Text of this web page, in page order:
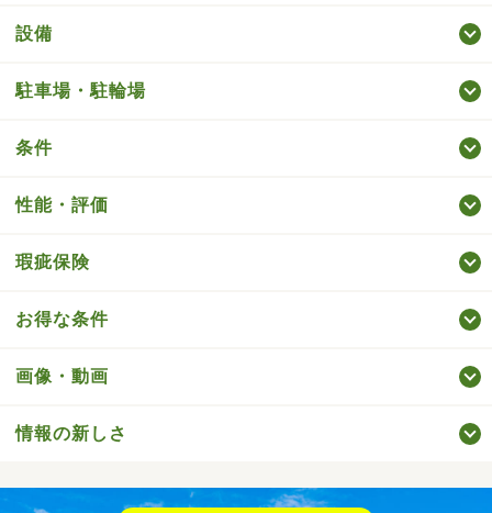
設備
駐車場・駐輪場
条件
性能・評価
瑕疵保険
お得な条件
画像・動画
情報の新しさ